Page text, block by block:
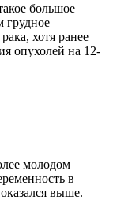
большое
грудное
хотя ранее
опухолей на 12-
молодом
в
выше.